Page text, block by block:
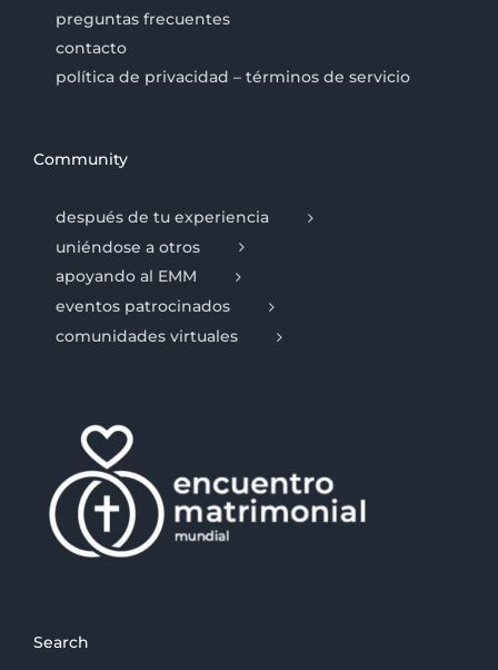
preguntas frecuentes
contacto
política de privacidad – términos de servicio
Community
después de tu experiencia
uniéndose a otros
apoyando al EMM
eventos patrocinados
comunidades virtuales
Search